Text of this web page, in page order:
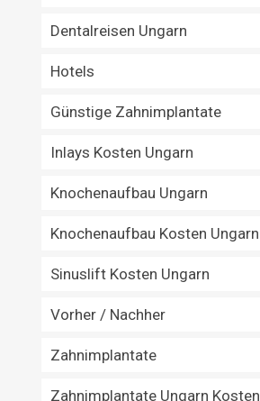
Dentalreisen Ungarn
Hotels
Günstige Zahnimplantate
Inlays Kosten Ungarn
Knochenaufbau Ungarn
Knochenaufbau Kosten Ungarn
Sinuslift Kosten Ungarn
Vorher / Nachher
Zahnimplantate
Zahnimplantate Ungarn Kosten